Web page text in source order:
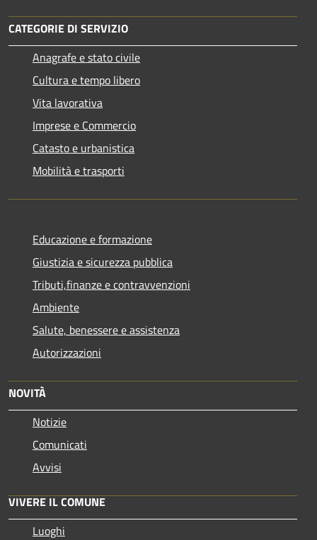
CATEGORIE DI SERVIZIO
Anagrafe e stato civile
Cultura e tempo libero
Vita lavorativa
Imprese e Commercio
Catasto e urbanistica
Mobilità e trasporti
Educazione e formazione
Giustizia e sicurezza pubblica
Tributi,finanze e contravvenzioni
Ambiente
Salute, benessere e assistenza
Autorizzazioni
NOVITÀ
Notizie
Comunicati
Avvisi
VIVERE IL COMUNE
Luoghi